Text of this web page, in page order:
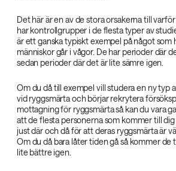
Det här är en av de stora orsakerna till
har kontrollgrupper i de flesta typer av
är ett ganska typiskt exempel på något som
människor går i vågor. De har perioder där
sedan perioder där det är lite sämre igen.
Om du då till exempel vill studera en ny typ
vid ryggsmärta och börjar rekrytera
mottagning för ryggsmärta så kan du vara
att de flesta personerna som kommer till
just där och då för att deras ryggsmärta är
Om du då bara låter tiden gå så kommer de
lite bättre igen.